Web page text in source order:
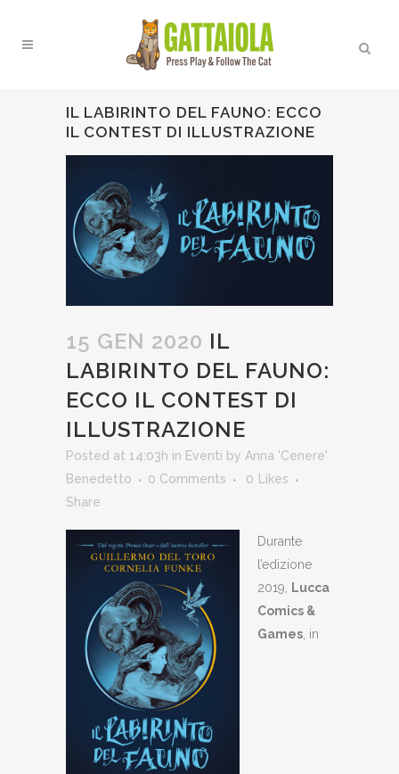
IL LABIRINTO DEL FAUNO: ECCO
IL CONTEST DI ILLUSTRAZIONE
15 GEN 2020 IL
LABIRINTO DEL FAUNO:
ECCO IL CONTEST DI
ILLUSTRAZIONE
Posted at 14:03h in Eventi by Anna 'Cenere'
Benedetto
0 Comments 0
Likes
Share
Durante
l’edizione
2019,
Lucca
Comics &
Games , in